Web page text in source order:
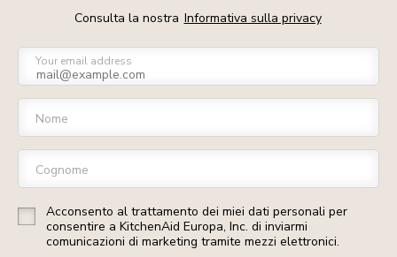
Consulta la nostra Informativa sulla privacy
Your email address
Nome
Cognome
Acconsento al trattamento dei miei dati personali per
consentire a KitchenAid Europa, Inc. di inviarmi
comunicazioni di marketing tramite mezzi elettronici.